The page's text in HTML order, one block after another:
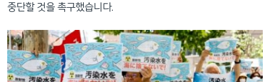
중단할 것을 촉구했습니다.